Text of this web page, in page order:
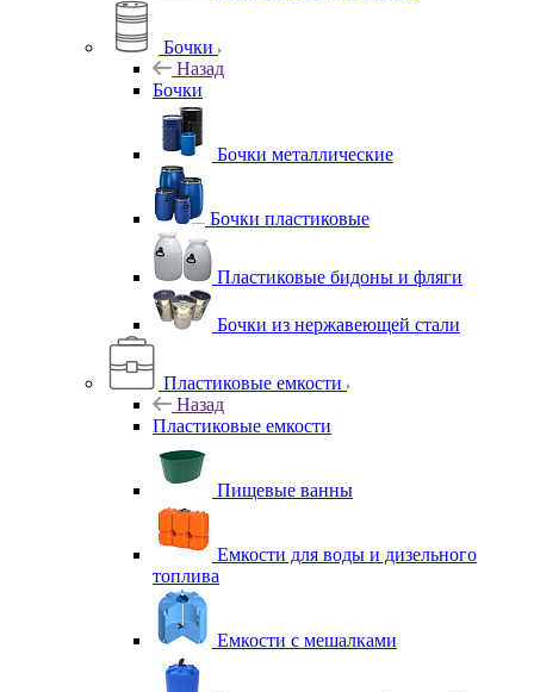
Бочки
Назад
Бочки
Бочки металлические
Бочки пластиковые
Пластиковые бидоны и фляги
Бочки из нержавеющей стали
Пластиковые емкости
Назад
Пластиковые емкости
Пищевые ванны
Емкости для воды и дизельного
топлива
Емкости с мешалками